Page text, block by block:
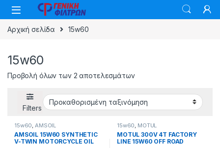
Skip to navigation
Skip to content
Αρχική σελίδα 15w60
15w60
Προβολή όλων των 2 αποτελεσμάτων
Filters
15w60,AMSOIL
AMSOIL 15W60 SYNTHETIC
V-TWIN MOTORCYCLE OIL
15w60, MOTUL
MOTUL 300V 4T FACTORY
LINE 15W60 OFF ROAD